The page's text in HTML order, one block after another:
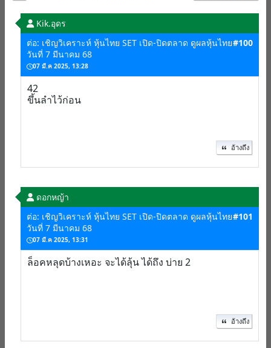
Kik.อุดร
ต่อ: เชิญวิเคราะห์ หุ้นไทย SET เปิด-ปิดตลาด ดูผลหุ้นไทย
วันที่ 7 มีนาคม 68
07 มี.ค 2025, 13:28
#100
42
ขึ้นลำไว้ก่อน
อ้างถึง
ดอกหญ้า
ต่อ: เชิญวิเคราะห์ หุ้นไทย SET เปิด-ปิดตลาด ดูผลหุ้นไทย
วันที่ 7 มีนาคม 68
07 มี.ค 2025, 13:31
#101
ล็อคหลุดบ้างเหอะ จะได้ลุ้น ได้ถึง บ่าย 2
อ้างถึง